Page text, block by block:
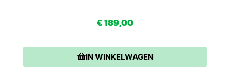
€189,00
IN WINKELWAGEN